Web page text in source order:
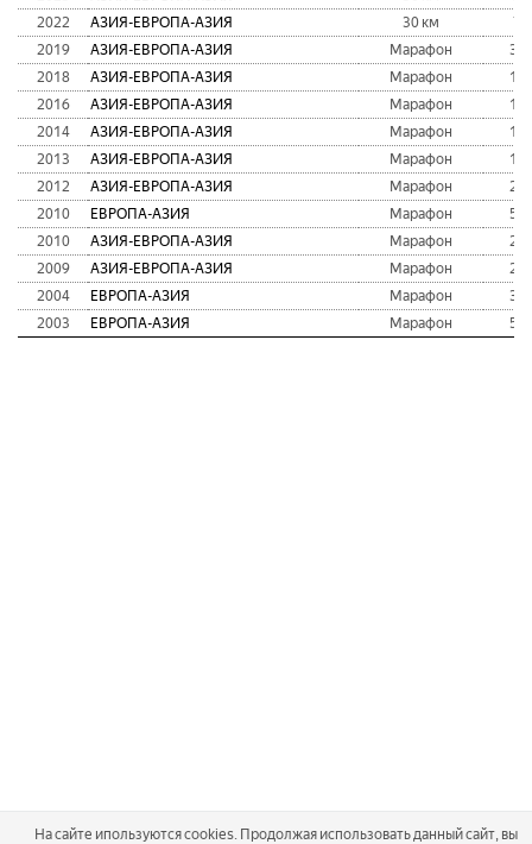
2022
АЗИЯ-ЕВРОПА-АЗИЯ 30 км
7
2019
АЗИЯ-ЕВРОПА-АЗИЯ Марафон
31
2018
АЗИЯ-ЕВРОПА-АЗИЯ Марафон
15
2016
АЗИЯ-ЕВРОПА-АЗИЯ Марафон
15
2014
АЗИЯ-ЕВРОПА-АЗИЯ Марафон
12
2013
АЗИЯ-ЕВРОПА-АЗИЯ Марафон
16
2012
АЗИЯ-ЕВРОПА-АЗИЯ Марафон
29
2010
ЕВРОПА-АЗИЯ Марафон
53
2010
АЗИЯ-ЕВРОПА-АЗИЯ Марафон
20
2009
АЗИЯ-ЕВРОПА-АЗИЯ Марафон
21
2004
ЕВРОПА-АЗИЯ Марафон
35
2003
ЕВРОПА-АЗИЯ Марафон 59
На сайте ипользуются cookies. Продолжая использовать данный сайт, вы